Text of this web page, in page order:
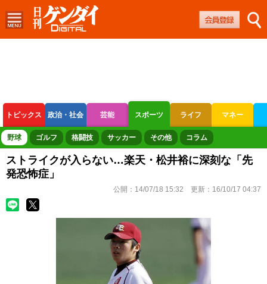
トピックス 政治・社会 芸能 スポーツ ライフ マネー
ボートレース 競輪 オートレース
野球 ゴルフ 格闘技 サッカー その他 コラム
ストライクが入らない…楽天・松井裕に深刻な「先
発恐怖症」
公開： 14/07/18 15:32 更新： 16/10/17 04:37